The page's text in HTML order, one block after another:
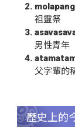
祖靈祭
男性青年
父字輩的
歷史上的